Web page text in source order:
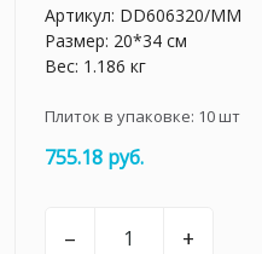
Артикул: DD606320/MM
Размер: 20*34 см
Вес: 1.186 кг
Плиток в упаковке: 10шт
755.18 руб.
– +